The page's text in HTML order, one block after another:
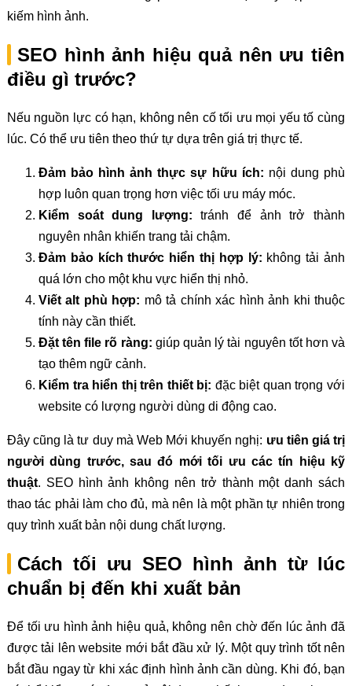
kiếm hình ảnh.
SEO hình ảnh hiệu quả nên ưu tiên
điều gì trước?
Nếu nguồn lực có hạn, không nên cố tối ưu mọi yếu tố cùng
lúc. Có thể ưu tiên theo thứ tự dựa trên giá trị thực tế.
Đảm bảo hình ảnh thực sự hữu ích: nội dung phù
hợp luôn quan trọng hơn việc tối ưu máy móc.
Kiểm soát dung lượng: tránh để ảnh trở thành
nguyên nhân khiến trang tải chậm.
Đảm bảo kích thước hiển thị hợp lý: không tải ảnh
quá lớn cho một khu vực hiển thị nhỏ.
Viết alt phù hợp: mô tả chính xác hình ảnh khi thuộc
tính này cần thiết.
Đặt tên file rõ ràng: giúp quản lý tài nguyên tốt hơn và
tạo thêm ngữ cảnh.
Kiểm tra hiển thị trên thiết bị: đặc biệt quan trọng với
website có lượng người dùng di động cao.
Đây cũng là tư duy mà Web Mới khuyến nghị: ưu tiên giá trị
người dùng trước, sau đó mới tối ưu các tín hiệu kỹ
thuật. SEO hình ảnh không nên trở thành một danh sách
thao tác phải làm cho đủ, mà nên là một phần tự nhiên trong
quy trình xuất bản nội dung chất lượng.
Cách tối ưu SEO hình ảnh từ lúc
chuẩn bị đến khi xuất bản
Để tối ưu hình ảnh hiệu quả, không nên chờ đến lúc ảnh đã
được tải lên website mới bắt đầu xử lý. Một quy trình tốt nên
bắt đầu ngay từ khi xác định hình ảnh cần dùng. Khi đó, bạn